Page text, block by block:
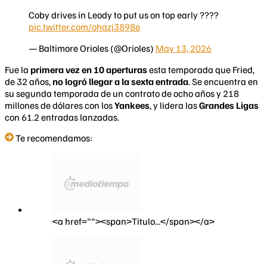
Coby drives in Leody to put us on top early ????
pic.twitter.com/ohazj3898e
— Baltimore Orioles (@Orioles) May 13, 2026
Fue la primera vez en 10 aperturasesta temporada que Fried,
de 32 años, no logró llegar a la sexta entrada. Se encuentra en
su segunda temporada de un contrato de ocho años y 218
millones de dólares con losYankees, y lidera lasGrandes Ligas
con 61.2 entradas lanzadas.
Te recomendamos:
<a href=""><span>Titulo...</span></a>